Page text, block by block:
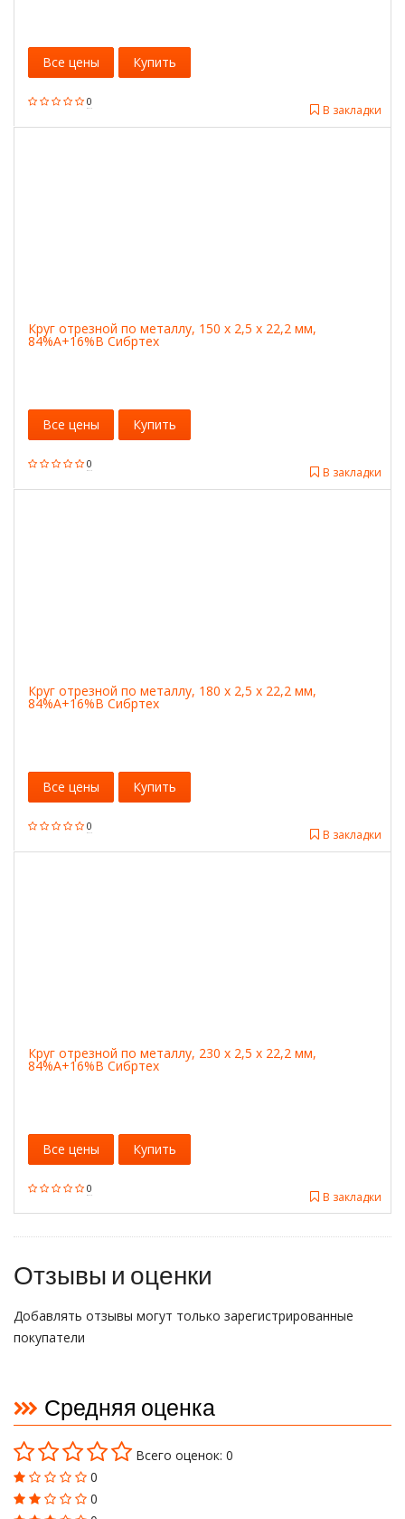
0
В закладки
Все цены Купить
Круг отрезной по металлу, 150 х 2,5 х 22,2 мм,
84%A+16%B Сибртех
0
В закладки
Все цены Купить
Круг отрезной по металлу, 180 х 2,5 х 22,2 мм,
84%A+16%B Сибртех
0
В закладки
Все цены Купить
Круг отрезной по металлу, 230 х 2,5 х 22,2 мм,
84%A+16%B Сибртех
0
В закладки
Все цены Купить
Отзывы и оценки
Добавлять отзывы могут только зарегистрированные
покупатели
Средняя оценка
Всего оценок: 0
0
0